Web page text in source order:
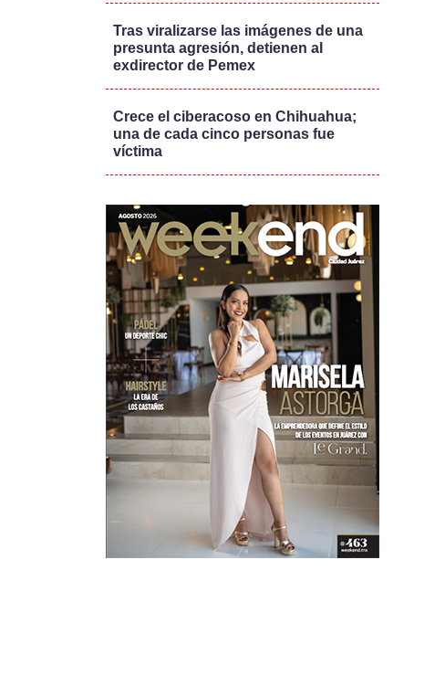
Tras viralizarse las imágenes de una
presunta agresión, detienen al
exdirector de Pemex
Crece el ciberacoso en Chihuahua;
una de cada cinco personas fue
víctima